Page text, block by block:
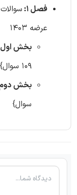
فصل 1:
عرضه 1403
بخش
109 سوال}
بخش
سوال}